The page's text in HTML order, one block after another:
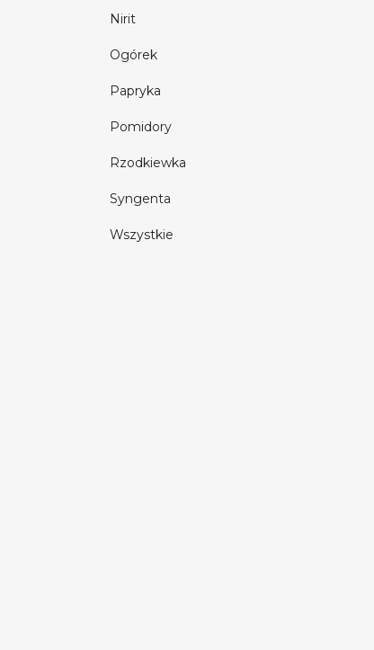
Nirit
Ogórek
Papryka
Pomidory
Rzodkiewka
Syngenta
Wszystkie